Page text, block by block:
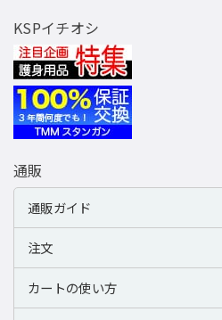
KSPイチオシ
通販
通販ガイド
注文
カートの使い方